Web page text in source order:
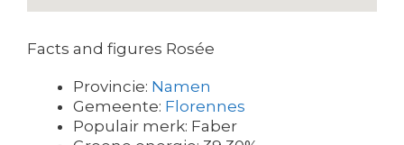
Facts and figures Rosée
Provincie: Namen
Gemeente: Florennes
Populair merk: Faber